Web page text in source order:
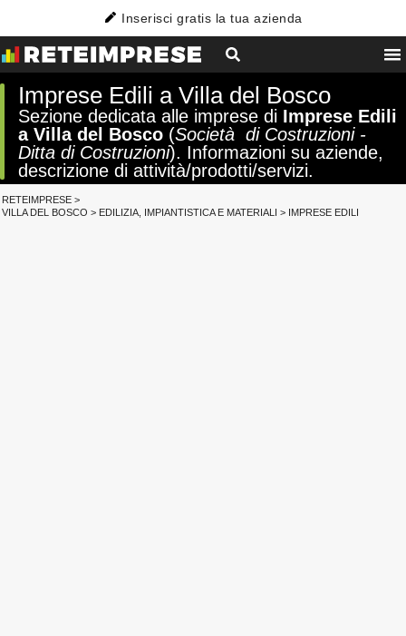
Inserisci gratis la tua azienda
Imprese Edili a Villa del Bosco
Sezione dedicata alle imprese di Imprese Edili
a Villa del Bosco (Società di Costruzioni -
Ditta di Costruzioni). Informazioni su aziende,
descrizione di attività/prodotti/servizi.
RETEIMPRESE >
VILLA DEL BOSCO > EDILIZIA, IMPIANTISTICA E MATERIALI > IMPRESE EDILI